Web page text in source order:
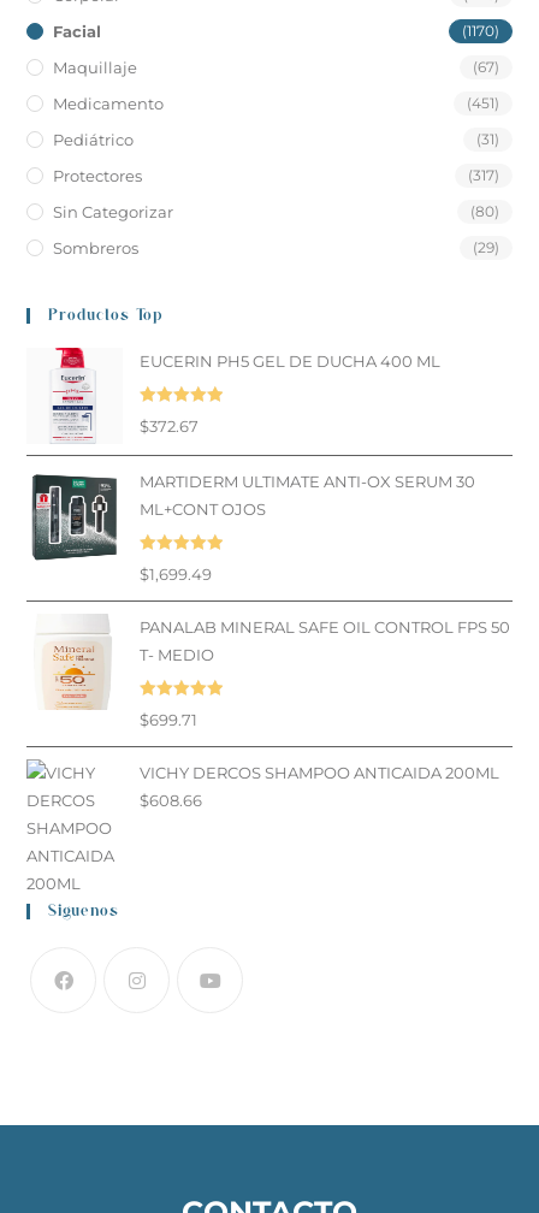
Facial (1170)
Maquillaje (67)
Medicamento (451)
Pediátrico (31)
Protectores (317)
Sin Categorizar (80)
Sombreros (29)
Productos Top
EUCERIN PH5 GEL DE DUCHA 400 ML
Valorado en
$372.67
MARTIDERM ULTIMATE ANTI-OX SERUM 30
ML+CONT OJOS
Valorado en
$1,699.49
PANALAB MINERAL SAFE OIL CONTROL FPS 50
T- MEDIO
Valorado en
$699.71
VICHY DERCOS SHAMPOO ANTICAIDA 200ML
$608.66
Siguenos